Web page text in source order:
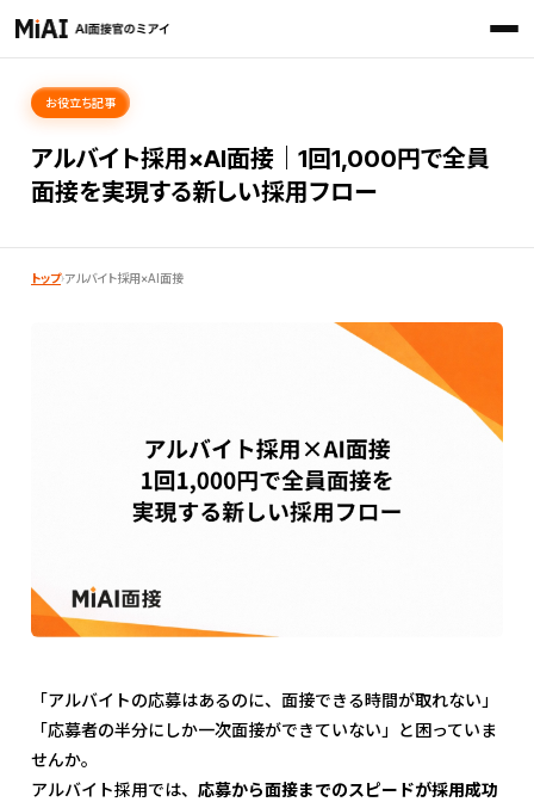
お役立ち記事
アルバイト採用×AI面接｜1回1,000円で全員
面接を実現する新しい採用フロー
トップ›アルバイト採用×AI面接
「アルバイトの応募はあるのに、面接できる時間が取れない」
「応募者の半分にしか一次面接ができていない」と困っていま
せんか。
アルバイト採用では、 応募から面接までのスピードが採用成功